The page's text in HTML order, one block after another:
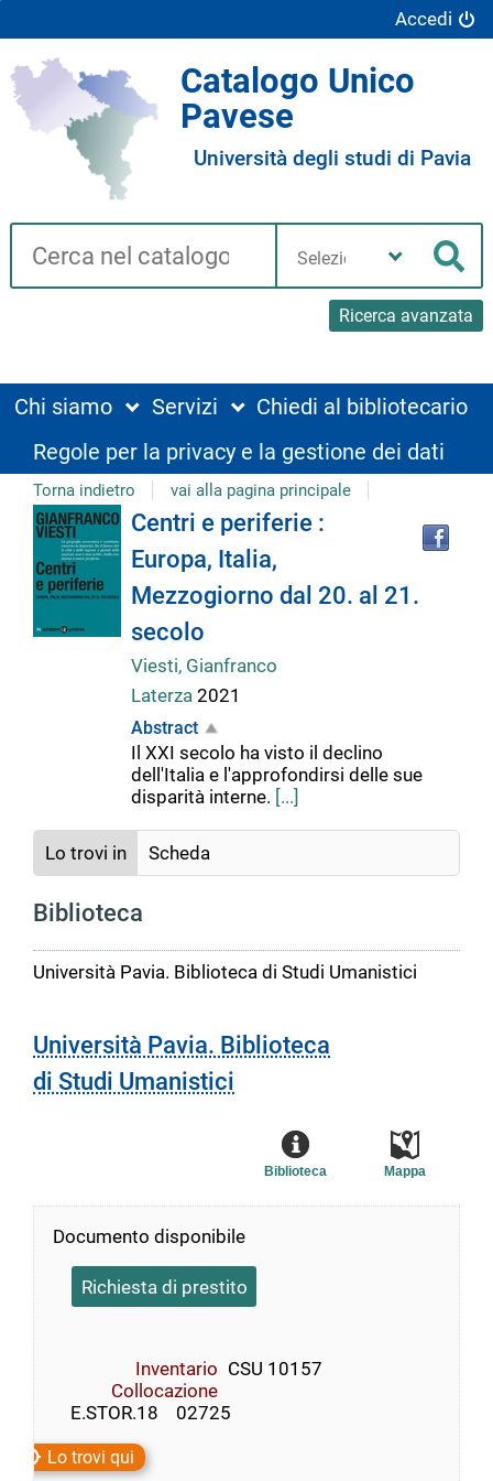
Accedi
Catalogo Unico
Pavese
Università degli studi di Pavia
Cerca su "Catalogo"
Ricerca avanzata
biblioteca
Chi siamo Servizi
Chiedi al bibliotecario
Regole per la privacy e la gestione dei dati
Torna indietro vai alla pagina principale
Dettaglio
del
documento
Centri e periferie :
Europa, Italia,
Mezzogiorno dal 20. al 21.
secolo
Viesti, Gianfranco
Laterza 2021
Abstract
Il XXI secolo ha visto il declino
dell'Italia e l'approfondirsi delle sue
disparità interne. [...]
Lo trovi in Scheda
Biblioteca
Università Pavia. Biblioteca di Studi Umanistici
Università Pavia. Biblioteca
di Studi Umanistici
Mappa
Biblioteca
Documento disponibile
Richiesta di prestito
Inventario CSU 10157
Collocazione
    E.STOR.18    02725
Lo trovi qui